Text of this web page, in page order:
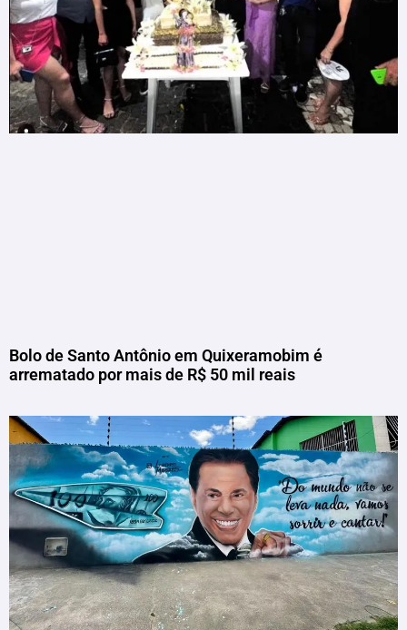
Bolo de Santo Antônio em Quixeramobim é
arrematado por mais de R$ 50 mil reais